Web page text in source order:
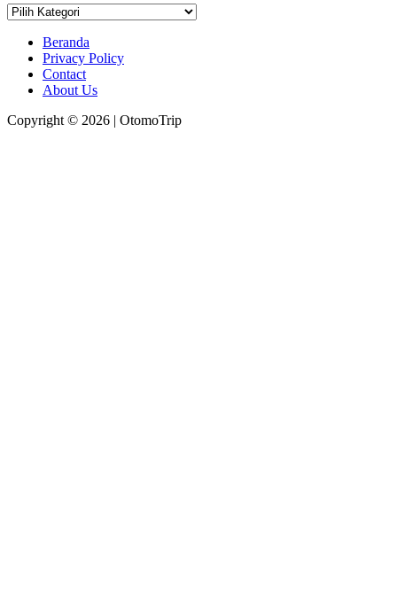
Kategori
Beranda
Privacy Policy
Contact
About Us
Copyright © 2026 | OtomoTrip